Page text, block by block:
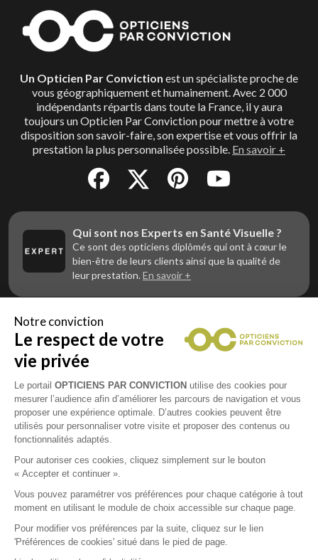
Un Opticien Par Conviction est un spécialiste proche de
vous géographiquement et humainement. Avec 2 000
indépendants répartis dans toute la France, il y aura
toujours un Opticien Par Conviction pour mettre à votre
disposition son savoir-faire, son expertise et vous offrir la
prestation la plus personnalisée possible. En savoir +
Qui sont nos Experts en Santé Visuelle ?
Ce sont des opticiens diplômés qui ont à cœur le
bien-être de leurs clients ainsi que la qualité de
leur prestation. En savoir +
Vous êtes un professionnel de la vue et
vous souhaitez nous rejoindre ?
Contactez Alliance Optic, la centrale d’achats et
d’accompagnement des opticiens indépendants
Contacts
Notre conviction
Le respect de votre
vie privée
Le portail OPTICIENS PAR CONVICTION utilise des cookies pour
mesurer l’audience afin d’améliorer les parcours de navigation et vous
proposer une expérience optimale. D’autres cookies peuvent être
utilisés pour personnaliser votre visite et proposer des contenus ou
fonctionnalités adaptés.
Pour autoriser ces cookies, cliquez simplement sur le bouton
« Accepter et continuer ».
Vous pouvez paramétrer vos préférences pour chaque catégorie à tout
moment en utilisant le module de choix accessible sur chaque page.
Pour modifier vos préférences par la suite, cliquez sur le lien
'Préférences de cookies' situé dans le pied de page.